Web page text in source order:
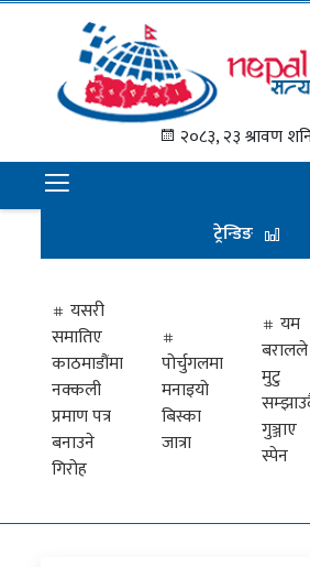
२०८३, २३ श्रावण
समाचार
राजनीति
अन्तराष्ट्रिय
अर्थ
मनोरञ्जन
प्रवास
खेलकुद
ट्रेन्डिङ
यसरी
समातिए
काठमाडौंमा
नक्कली
प्रमाण पत्र
बनाउने
गिरोह
पोर्चुगलमा
मनाइयो
बिस्का
जात्रा
यम
बरालले
मुटु
गुञ्जाए
स्पेन